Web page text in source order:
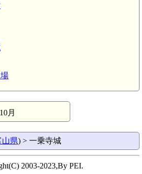
砂子坂道場(7.6km)
月
山県) > 一乗寺城
2003-2023,By PEI.